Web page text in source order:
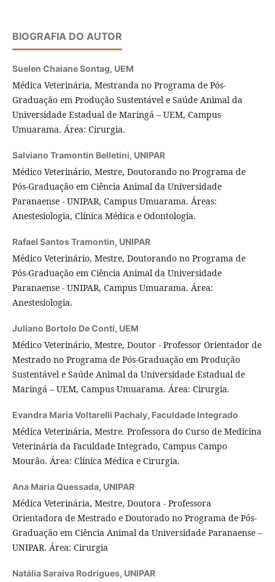
BIOGRAFIA DO AUTOR
Suelen Chaiane Sontag, UEM
Médica Veterinária, Mestranda no Programa de Pós-
Graduação em Produção Sustentável e Saúde Animal da
Universidade Estadual de Maringá – UEM, Campus
Umuarama. Área: Cirurgia.
Salviano Tramontin Belletini, UNIPAR
Médico Veterinário, Mestre, Doutorando no Programa de
Pós-Graduação em Ciência Animal da Universidade
Paranaense - UNIPAR, Campus Umuarama. Áreas:
Anestesiologia, Clínica Médica e Odontologia.
Rafael Santos Tramontin, UNIPAR
Médico Veterinário, Mestre, Doutorando no Programa de
Pós-Graduação em Ciência Animal da Universidade
Paranaense - UNIPAR, Campus Umuarama. Área:
Anestesiologia.
Juliano Bortolo De Conti, UEM
Médico Veterinário, Mestre, Doutor - Professor Orientador de
Mestrado no Programa de Pós-Graduação em Produção
Sustentável e Saúde Animal da Universidade Estadual de
Maringá – UEM, Campus Umuarama. Área: Cirurgia.
Evandra Maria Voltarelli Pachaly, Faculdade Integrado
Médica Veterinária, Mestre. Professora do Curso de Medicina
Veterinária da Faculdade Integrado, Campus Campo
Mourão. Área: Clínica Médica e Cirurgia.
Ana Maria Quessada, UNIPAR
Médica Veterinária, Mestre, Doutora - Professora
Orientadora de Mestrado e Doutorado no Programa de Pós-
Graduação em Ciência Animal da Universidade Paranaense –
UNIPAR. Área: Cirurgia
Natália Saraiva Rodrigues, UNIPAR